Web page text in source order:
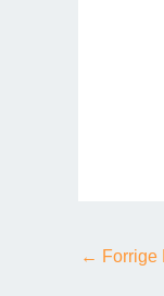
← Forrige